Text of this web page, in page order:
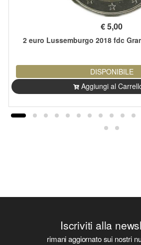
€5,00
2 euro Lussemburgo 2018 fdc
DISPONIBILE
Aggiungi al
Iscriviti alla
rimani aggiornato sui nostri